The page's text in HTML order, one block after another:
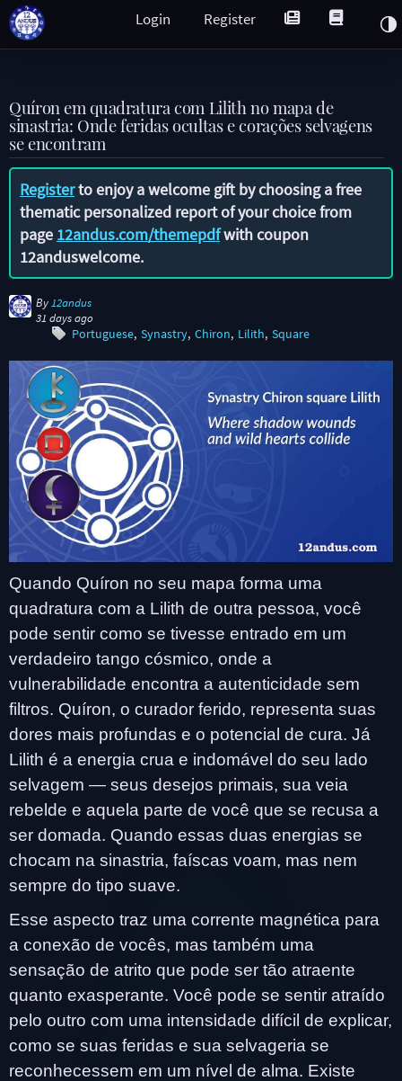
Register
Login
Quíron em quadratura com Lilith no mapa de
sinastria: Onde feridas ocultas e corações selvagens
se encontram
Registerto enjoy a welcome gift by choosing a free
thematic personalized report of your choice from
page 12andus.com/themepdfwith coupon
12anduswelcome.
By 12andus
31 days ago
Portuguese Synastry Chiron Lilith Square
Quando Quíron no seu mapa forma uma
quadratura com a Lilith de outra pessoa, você
pode sentir como se tivesse entrado em um
verdadeiro tango cósmico, onde a
vulnerabilidade encontra a autenticidade sem
filtros. Quíron, o curador ferido, representa suas
dores mais profundas e o potencial de cura. Já
Lilith é a energia crua e indomável do seu lado
selvagem — seus desejos primais, sua veia
rebelde e aquela parte de você que se recusa a
ser domada. Quando essas duas energias se
chocam na sinastria, faíscas voam, mas nem
sempre do tipo suave.
Esse aspecto traz uma corrente magnética para
a conexão de vocês, mas também uma
sensação de atrito que pode ser tão atraente
quanto exasperante. Você pode se sentir atraído
pelo outro com uma intensidade difícil de explicar,
como se suas feridas e sua selvageria se
reconhecessem em um nível de alma. Existe